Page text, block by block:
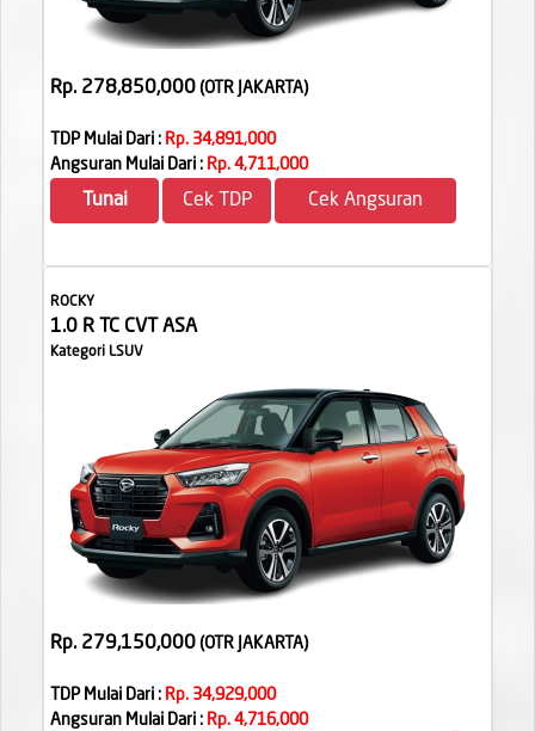
Rp. 278,850,000 (OTR JAKARTA)
TDP Mulai Dari : Rp. 34,891,000
Angsuran Mulai Dari : Rp. 4,711,000
Tunai Cek TDP Cek Angsuran
ROCKY
1.0 R TC CVT ASA
Kategori LSUV
Rp. 279,150,000 (OTR JAKARTA)
TDP Mulai Dari : Rp. 34,929,000
Angsuran Mulai Dari : Rp. 4,716,000